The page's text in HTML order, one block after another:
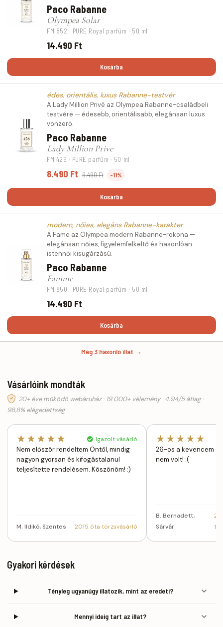
Paco Rabanne
Olympea Solar
FM 852 · PURE Royal parfüm · 50 ml
14.490 Ft
Kosárba
édes, orientális, luxus Rabanne-testvér
A Lady Million Privé az Olympea Rabanne-családbeli
testvére — édesebb, orientálisabb, elegánsan luxus
vonzerő.
Paco Rabanne
Lady Million Prive
FM 426 · PURE parfüm · 50 ml
8.490 Ft 9.490 Ft -11%
Kosárba
modern, nőies, elegáns Rabanne-karakter
A Fame az Olympea modern Rabanne-rokona —
elegánsan nőies, figyelemfelkeltő és hasonlóan
istennői kisugárzású.
Paco Rabanne
Famme
FM 850 · PURE Royal parfüm · 50 ml
14.490 Ft
Kosárba
Még 3 hasonló illat →
Vásárlóink mondták
20+ éve működő webáruház · 19 000+ vélemény · 4.94/5 átlag ·
98,8% elégedettség
★★★★★ Igazolt vásárló
Nem először rendeltem Öntől, mindig
nagyon gyorsan és kifogástalanul
teljesítette rendelésem. Köszönöm! :)
M. Ildikó, Szentes 2015 óta törzsvásárló
★★★★★
26-os a kevencem
nem volt! :(
B. Bernadett,
Sárvár
Gyakori kérdések
Tényleg ugyanúgy illatozik, mint az eredeti?
Mennyi ideig tart az illat?